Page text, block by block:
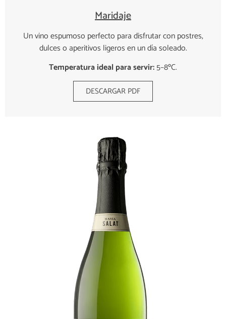
Maridaje
Un vino espumoso perfecto para disfrutar con postres,
dulces o aperitivos ligeros en un día soleado.
Temperatura ideal para servir:5–8ºC.
DESCARGAR PDF